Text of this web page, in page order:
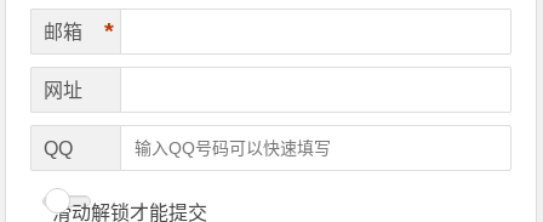
邮箱 *
网址
QQ
滑动解锁才能提交